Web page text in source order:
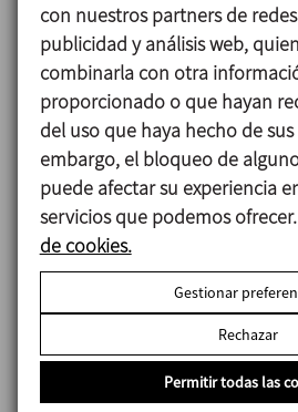
Otras piezas de acero 1.4301
Juntas en contacto con el
Acabado superficial
Interno Pulido brillante Ra ≤
Externo Mate
Opciones
Actuador neumático doble
Juntas en FPM y HNBR.
Otras conexiones: macho,
Detectores de posición
con nuestros partners de
publicidad y análisis web,
combinarla con otra
proporcionado o que hayan
del uso que haya hecho de sus
embargo, el bloqueo de
puede afectar su experiencia
servicios que podemos ofrecer.
de cookies.
Gestionar
Rechazar
Permitir todas las